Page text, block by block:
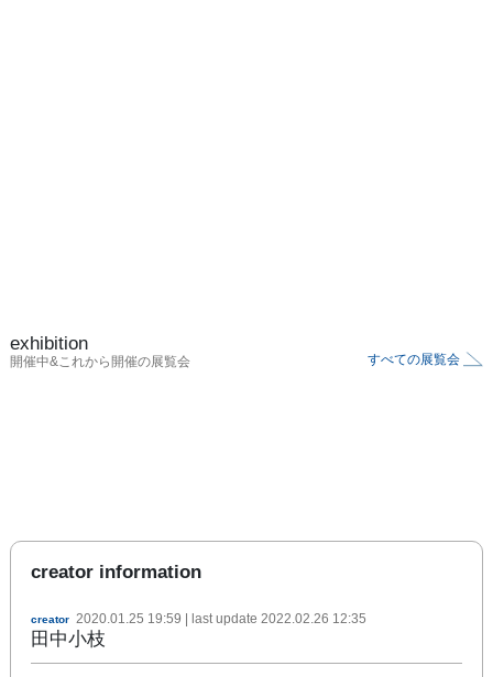
exhibition
開催中&これから開催の展覧会 すべての展覧会
creator information
creator 2020.01.25 19:59 | last update 2022.02.26 12:35
田中小枝